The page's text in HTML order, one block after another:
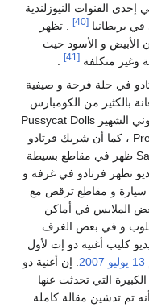
إحدى القنوات النيوزلندية
بريطانيا[40]
. تظهر
الأبيض و الأسود حيث
وغير متكلفة[41]
في حلة فرحة و صيفية
بالكثير من الكومبارس
واحدة منهم عضوة في البرنامج التلفزيوني الشهير Pussycat Dolls
Present: The Search for the Next Doll ، كما أن شريك فرتادو
في معظم حفلاتها التي تقيمها Saukrates ظهر في مقاطع بسيطة
تظهر فرتادو في غرفة و
سيارة و مقاطع ترقص مع
الملابس في أماكن
كلوب و في بعض الغرف
كليب أغنية دو إت لأول
13 يوليو 2007 . إن أغنية دو
التي تحدثت عنها
تم تدشين مقالة كاملة